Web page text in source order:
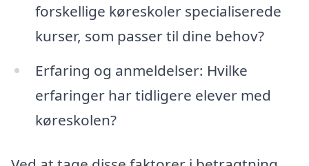
forskellige køreskoler specialiserede
kurser, som passer til dine behov?
Erfaring og anmeldelser: Hvilke
erfaringer har tidligere elever med
køreskolen?